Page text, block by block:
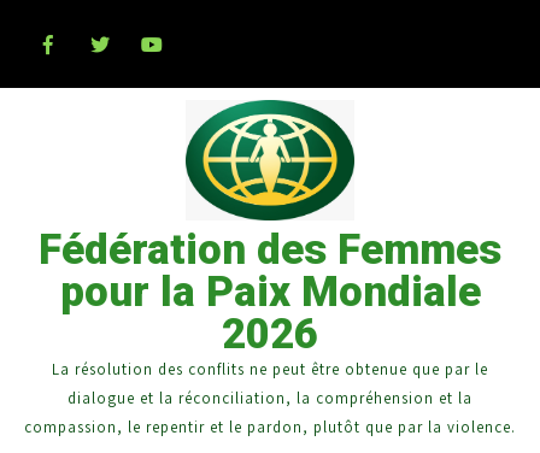
Fédération des Femmes
pour la Paix Mondiale
2026
La résolution des conflits ne peut être obtenue que par le
dialogue et la réconciliation, la compréhension et la
compassion, le repentir et le pardon, plutôt que par la violence.